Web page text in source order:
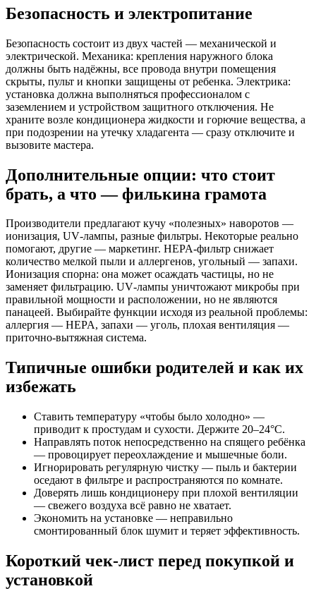
Безопасность и электропитание
Безопасность состоит из двух частей — механической и
электрической. Механика: крепления наружного блока
должны быть надёжны, все провода внутри помещения
скрыты, пульт и кнопки защищены от ребенка. Электрика:
установка должна выполняться профессионалом с
заземлением и устройством защитного отключения. Не
храните возле кондиционера жидкости и горючие вещества, а
при подозрении на утечку хладагента — сразу отключите и
вызовите мастера.
Дополнительные опции: что стоит
брать, а что — филькина грамота
Производители предлагают кучу «полезных» наворотов —
ионизация, UV‑лампы, разные фильтры. Некоторые реально
помогают, другие — маркетинг. HEPA‑фильтр снижает
количество мелкой пыли и аллергенов, угольный — запахи.
Ионизация спорна: она может осаждать частицы, но не
заменяет фильтрацию. UV‑лампы уничтожают микробы при
правильной мощности и расположении, но не являются
панацеей. Выбирайте функции исходя из реальной проблемы:
аллергия — HEPA, запахи — уголь, плохая вентиляция —
приточно‑вытяжная система.
Типичные ошибки родителей и как их
избежать
Ставить температуру «чтобы было холодно» —
приводит к простудам и сухости. Держите 20–24°C.
Направлять поток непосредственно на спящего ребёнка
— провоцирует переохлаждение и мышечные боли.
Игнорировать регулярную чистку — пыль и бактерии
оседают в фильтре и распространяются по комнате.
Доверять лишь кондиционеру при плохой вентиляции
— свежего воздуха всё равно не хватает.
Экономить на установке — неправильно
смонтированный блок шумит и теряет эффективность.
Короткий чек‑лист перед покупкой и
установкой